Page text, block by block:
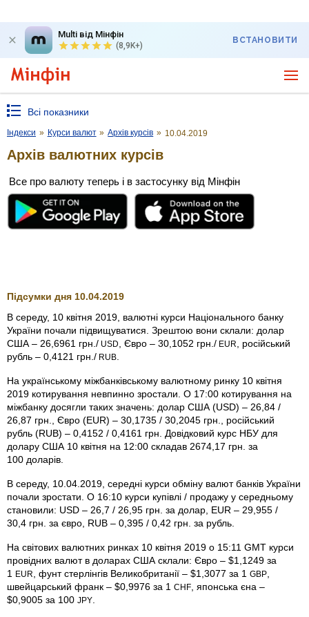
Multi від Мінфін
(8,9K+)
ВСТАНОВИТИ
Всі показники
Індекси » Курси валют » Архів курсів » 10.04.2019
Архів валютних курсів
Все про валюту теперь і в застосунку від Мінфін
Підсумки дня 10.04.2019
В середу, 10 квітня 2019, валютні курси Національного банку
України почали підвищуватися. Зрештою вони склали: долар
США – 26,6961 грн./ USD , Євро – 30,1052 грн./ EUR
, російський
рубль – 0,4121 грн./ RUB
На українському міжбанківському валютному ринку 10 квітня
2019 котирування невпинно зростали. О 17:00 котирування на
міжбанку досягли таких значень: долар США (USD) – 26,84 /
26,87 грн., Євро (EUR) – 30,1735 / 30,2045 грн., російський
рубль (RUB) – 0,4152 / 0,4161 грн. Довідковий курс НБУ для
долару США 10 квітня на 12:00 складав 2674,17 грн. за
100 доларів.
В середу, 10.04.2019, середні курси обміну валют банків України
почали зростати. О 16:10 курси купівлі / продажу у середньому
становили: USD – 26,7 / 26,95 грн. за долар, EUR – 29,955 /
30,4 грн. за євро, RUB – 0,395 / 0,42 грн. за рубль.
На світових валютних ринках 10 квітня 2019 о 15:11 GMT курси
провідних валют в доларах США склали: Євро – $1,1249 за
1 EUR , фунт стерлінгів Велико­британії – $1,3077 за 1 GBP
швейцарський франк – $0,9976 за 1 CHF , японська єна –
$0,9005 за 100 JPY